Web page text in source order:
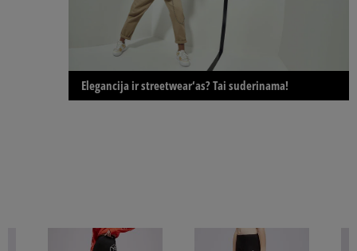
Elegancija ir streetwear‘as? Tai suderinama!